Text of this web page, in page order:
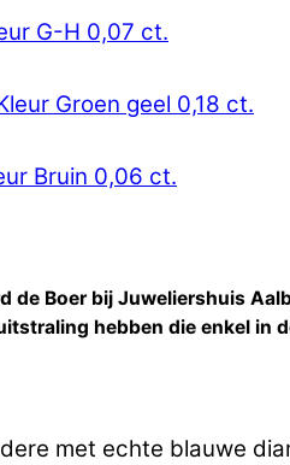
G-H 0,07 ct.
Groen geel 0,18 ct.
Bruin 0,06 ct.
de Boer bij Juweliershuis
hebben die enkel
met echte blauwe